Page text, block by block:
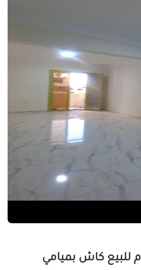
شقة سكنية 110م للبيع كاش بميامي